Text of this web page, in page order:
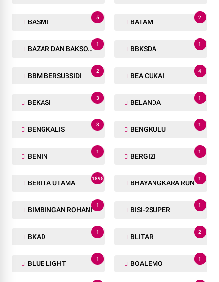
BASMI
5
BATAM
2
BAZAR DAN BAKSOS RAMADHAN
1
BBKSDA
1
BBM BERSUBSIDI
2
BEA CUKAI
4
BEKASI
3
BELANDA
1
BENGKALIS
3
BENGKULU
1
BENIN
1
BERGIZI
1
BERITA UTAMA
1895
BHAYANGKARA RUN
1
BIMBINGAN ROHANI
1
BISI-2SUPER
1
BKAD
1
BLITAR
2
BLUE LIGHT
1
BOALEMO
1